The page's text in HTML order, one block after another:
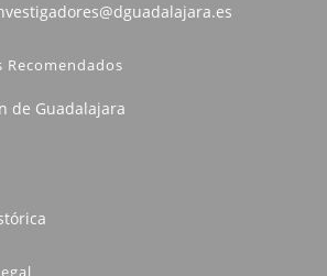
Recomendados
de Guadalajara